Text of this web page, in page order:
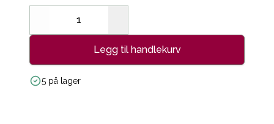
Decrease
Legg til handlekurv
5 på lager